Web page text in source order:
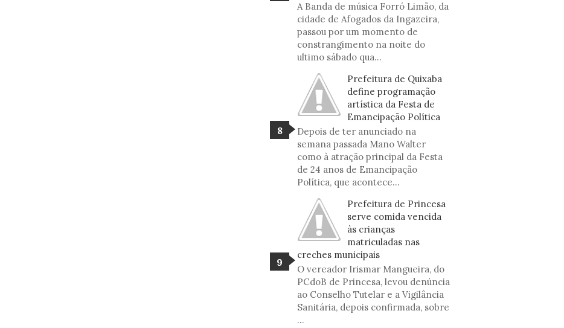
A Banda de música Forró Limão, da
cidade de Afogados da Ingazeira,
passou por um momento de
constrangimento na noite do
ultimo sábado qua...
Prefeitura de Quixaba
define programação
artística da Festa de
Emancipação Política
Depois de ter anunciado na
semana passada Mano Walter
como à atração principal da Festa
de 24 anos de Emancipação
Política, que acontece...
Prefeitura de Princesa
serve comida vencida
às crianças
matriculadas nas
creches municipais
O vereador Irismar Mangueira, do
PCdoB de Princesa, levou denúncia
ao Conselho Tutelar e a Vigilância
Sanitária, depois confirmada, sobre
...